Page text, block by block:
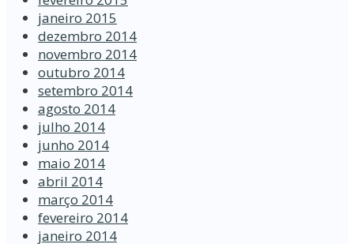
janeiro 2015
dezembro 2014
novembro 2014
outubro 2014
setembro 2014
agosto 2014
julho 2014
junho 2014
maio 2014
abril 2014
março 2014
fevereiro 2014
janeiro 2014